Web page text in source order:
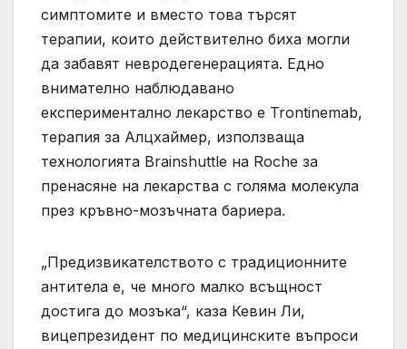
симптомите и вместо това търсят
терапии, които действително биха могли
да забавят невродегенерацията. Едно
внимателно наблюдавано
експериментално лекарство е Trontinemab,
терапия за Алцхаймер, използваща
технологията Brainshuttle на Roche за
пренасяне на лекарства с голяма молекула
през кръвно-мозъчната бариера.
„Предизвикателството с традиционните
антитела е, че много малко всъщност
достига до мозъка“, каза Кевин Ли,
вицепрезидент по медицинските въпроси